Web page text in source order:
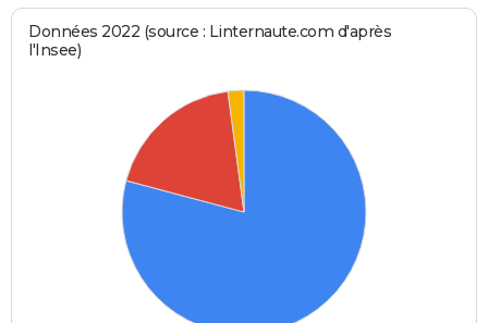
Données 2022 (source : Linternaute.com d'après
l'Insee)